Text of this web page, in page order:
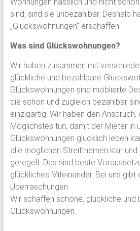
sind, sind sie unbezahlbar. Deshalb
„Glückswohnungen“ erschaffen.
Was sind Glückswohnungen?
Wir haben zusammen mit
glückliche und bezahlbare
Glückswohnungen sind möblierte
die schön und zugleich bezahlbar
einzigartig. Wir haben den Anspruch,
Möglichstes tun, damit der Mieter in
Glückswohnungen glücklich leben
alle möglichen Streitthemen klar
geregelt. Das sind beste
glückliches Miteinander. Bei uns gibt
Überraschungen.
Wir schaffen schöne, glückliche und
Glückswohnungen.